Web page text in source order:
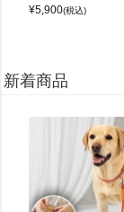
¥5,900(税込)
新着商品